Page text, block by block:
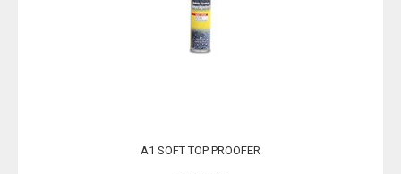
A1 SOFT TOP PROOFER